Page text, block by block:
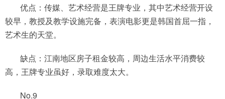
优点：传媒、艺术经营是王牌专业，其中艺术经营开设
较早，教授及教学设施完备，表演电影更是韩国首屈一指，
艺术生的天堂。
缺点：江南地区房子租金较高，周边生活水平消费较
高，王牌专业虽好，录取难度太大。
No.9